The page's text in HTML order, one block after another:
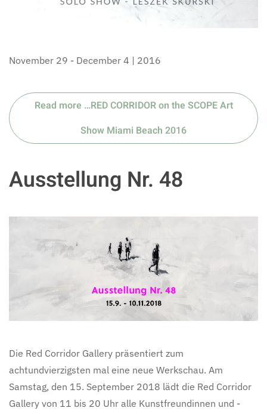
November 29 - December 4 | 2016
Read more …RED CORRIDOR on the SCOPE Art
Show Miami Beach 2016
Ausstellung Nr. 48
Die Red Corridor Gallery präsentiert zum
achtundvierzigsten mal eine neue Werkschau. Am
Samstag, den 15. September 2018 lädt die Red Corridor
Gallery von 11 bis 20 Uhr alle Kunstfreundinnen und -